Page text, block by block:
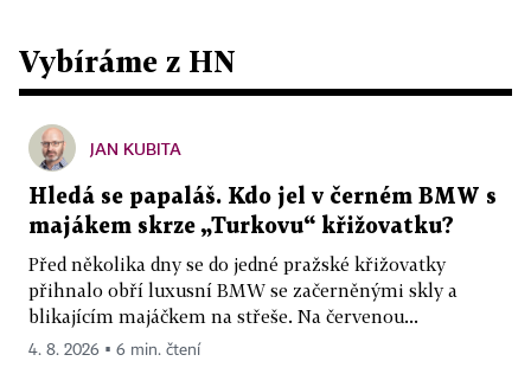
Vybíráme z HN
JAN KUBITA
Hledá se papaláš. Kdo jel v černém BMW s
majákem skrze „Turkovu“ křižovatku?
Před několika dny se do jedné pražské křižovatky
přihnalo obří luxusní BMW se začerněnými skly a
blikajícím majáčkem na střeše. Na červenou...
4. 8. 2026 ▪ 6 min. čtení